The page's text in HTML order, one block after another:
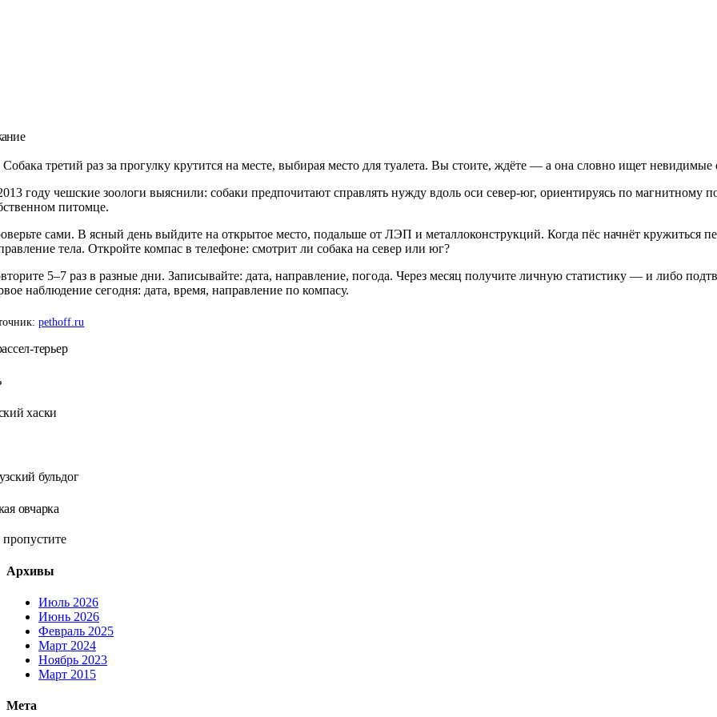
Собака третий раз за прогулку крутится на месте, выбирая место для туалета. Вы стоите, ждёте — а она словно ищет
году чешские зоологи выяснили: собаки предпочитают справлять нужду вдоль оси север-юг, ориентируясь по
питомце.
сами. В ясный день выйдите на открытое место, подальше от ЛЭП и металлоконструкций. Когда пёс начнёт кружиться
тела. Откройте компас в телефоне: смотрит ли собака на север или юг?
5–7 раз в разные дни. Записывайте: дата, направление, погода. Через месяц получите личную статистику — и либо
наблюдение сегодня: дата, время, направление по компасу.
pethoff.ru
терьер
хаски
бульдог
овчарка
Архивы
Июль 2026
Июнь 2026
Февраль 2025
Март 2024
Ноябрь 2023
Март 2015
Мета